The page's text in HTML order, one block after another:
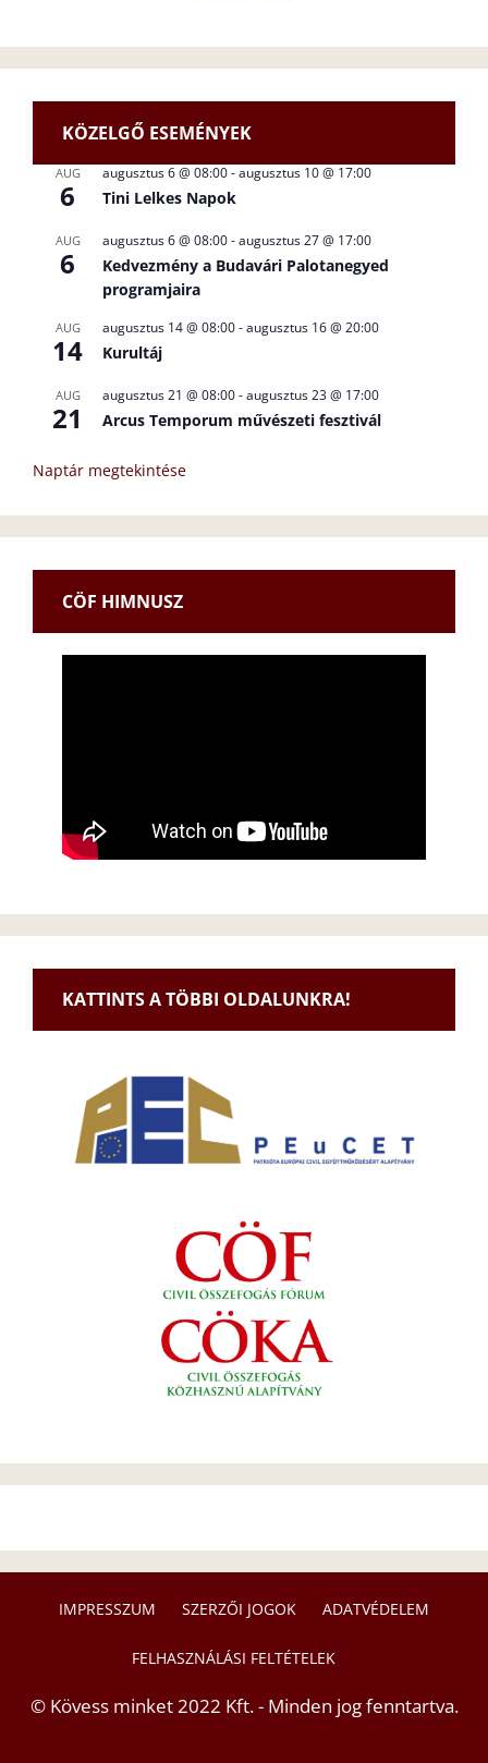
KÖZELGŐ ESEMÉNYEK
AUG
6
augusztus 6 @ 08:00-augusztus 10 @ 17:00
Tini Lelkes Napok
AUG
6
augusztus 6 @ 08:00-augusztus 27 @ 17:00
Kedvezmény a Budavári Palotanegyed
programjaira
AUG
14
augusztus 14 @ 08:00-augusztus 16 @ 20:00
Kurultáj
AUG
21
augusztus 21 @ 08:00-augusztus 23 @ 17:00
Arcus Temporum művészeti fesztivál
Naptár megtekintése
CÖF HIMNUSZ
KATTINTS A TÖBBI OLDALUNKRA!
IMPRESSZUM SZERZŐI JOGOK ADATVÉDELEM
FELHASZNÁLÁSI FELTÉTELEK
© Kövess minket 2022 Kft. - Minden jog fenntartva.